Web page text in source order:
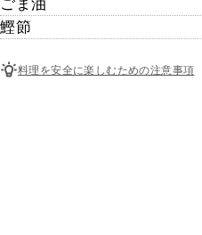
ごま油
鰹節
料理を安全に楽しむための注意事項